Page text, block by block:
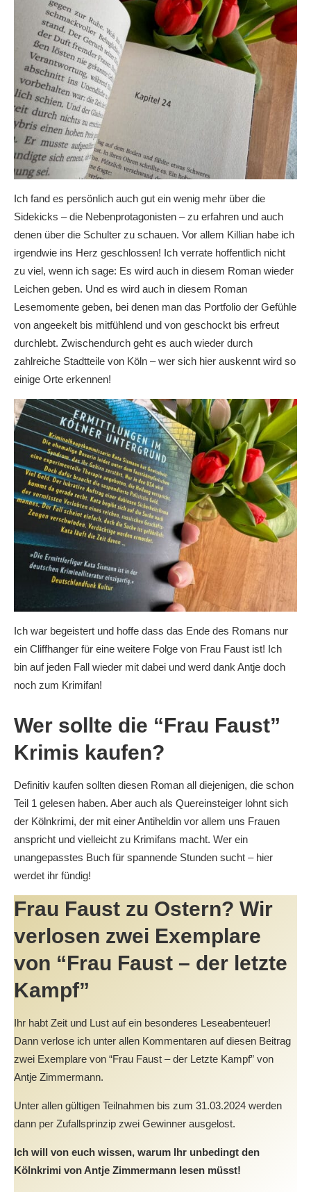
Ich fand es persönlich auch gut ein wenig mehr über die
Sidekicks – die Nebenprotagonisten – zu erfahren und auch
denen über die Schulter zu schauen. Vor allem Killian habe ich
irgendwie ins Herz geschlossen! Ich verrate hoffentlich nicht
zu viel, wenn ich sage: Es wird auch in diesem Roman wieder
Leichen geben. Und es wird auch in diesem Roman
Lesemomente geben, bei denen man das Portfolio der Gefühle
von angeekelt bis mitfühlend und von geschockt bis erfreut
durchlebt. Zwischendurch geht es auch wieder durch
zahlreiche Stadtteile von Köln – wer sich hier auskennt wird so
einige Orte erkennen!
Ich war begeistert und hoffe dass das Ende des Romans nur
ein Cliffhanger für eine weitere Folge von Frau Faust ist! Ich
bin auf jeden Fall wieder mit dabei und werd dank Antje doch
noch zum Krimifan!
Wer sollte die “Frau Faust”
Krimis kaufen?
Definitiv kaufen sollten diesen Roman all diejenigen, die schon
Teil 1 gelesen haben. Aber auch als Quereinsteiger lohnt sich
der Kölnkrimi, der mit einer Antiheldin vor allem uns Frauen
anspricht und vielleicht zu Krimifans macht. Wer ein
unangepasstes Buch für spannende Stunden sucht – hier
werdet ihr fündig!
Frau Faust zu Ostern? Wir
verlosen zwei Exemplare
von “Frau Faust – der letzte
Kampf”
Ihr habt Zeit und Lust auf ein besonderes Leseabenteuer!
Dann verlose ich unter allen Kommentaren auf diesen Beitrag
zwei Exemplare von “Frau Faust – der Letzte Kampf” von
Antje Zimmermann.
Unter allen gültigen Teilnahmen bis zum 31.03.2024 werden
dann per Zufallsprinzip zwei Gewinner ausgelost.
Ich will von euch wissen, warum Ihr unbedingt den
Kölnkrimi von Antje Zimmermann lesen müsst!